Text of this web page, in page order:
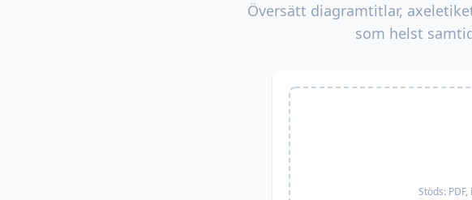
Översätt diagramtitlar,
som helst
Stöds: PDF,